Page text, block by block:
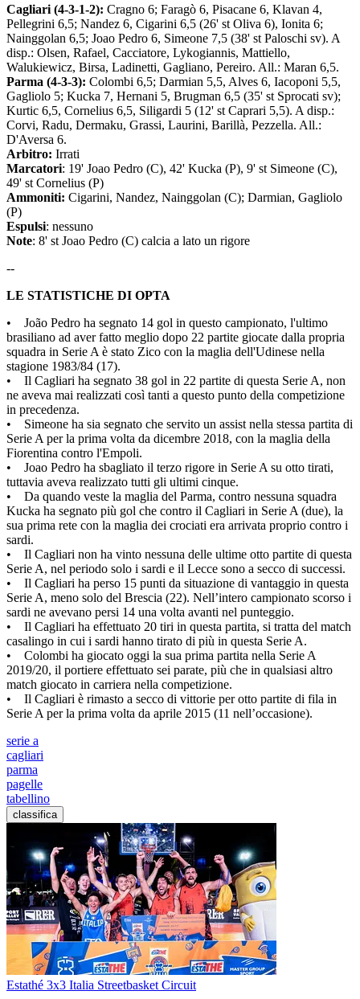
Cagliari (4-3-1-2): Cragno 6; Faragò 6, Pisacane 6, Klavan 4,
Pellegrini 6,5; Nandez 6, Cigarini 6,5 (26' st Oliva 6), Ionita 6;
Nainggolan 6,5; Joao Pedro 6, Simeone 7,5 (38' st Paloschi sv). A
disp.: Olsen, Rafael, Cacciatore, Lykogiannis, Mattiello,
Walukiewicz, Birsa, Ladinetti, Gagliano, Pereiro. All.: Maran 6,5.
Parma (4-3-3): Colombi 6,5; Darmian 5,5, Alves 6, Iacoponi 5,5,
Gagliolo 5; Kucka 7, Hernani 5, Brugman 6,5 (35' st Sprocati sv);
Kurtic 6,5, Cornelius 6,5, Siligardi 5 (12' st Caprari 5,5). A disp.:
Corvi, Radu, Dermaku, Grassi, Laurini, Barillà, Pezzella. All.:
D'Aversa 6.
Arbitro: Irrati
Marcatori: 19' Joao Pedro (C), 42' Kucka (P), 9' st Simeone (C),
49' st Cornelius (P)
Ammoniti: Cigarini, Nandez, Nainggolan (C); Darmian, Gagliolo
(P)
Espulsi: nessuno
Note: 8' st Joao Pedro (C) calcia a lato un rigore
--
LE STATISTICHE DI OPTA
• João Pedro ha segnato 14 gol in questo campionato, l'ultimo
brasiliano ad aver fatto meglio dopo 22 partite giocate dalla propria
squadra in Serie A è stato Zico con la maglia dell'Udinese nella
stagione 1983/84 (17).
• Il Cagliari ha segnato 38 gol in 22 partite di questa Serie A, non
ne aveva mai realizzati così tanti a questo punto della competizione
in precedenza.
• Simeone ha sia segnato che servito un assist nella stessa partita di
Serie A per la prima volta da dicembre 2018, con la maglia della
Fiorentina contro l'Empoli.
• Joao Pedro ha sbagliato il terzo rigore in Serie A su otto tirati,
tuttavia aveva realizzato tutti gli ultimi cinque.
• Da quando veste la maglia del Parma, contro nessuna squadra
Kucka ha segnato più gol che contro il Cagliari in Serie A (due), la
sua prima rete con la maglia dei crociati era arrivata proprio contro i
sardi.
• Il Cagliari non ha vinto nessuna delle ultime otto partite di questa
Serie A, nel periodo solo i sardi e il Lecce sono a secco di successi.
• Il Cagliari ha perso 15 punti da situazione di vantaggio in questa
Serie A, meno solo del Brescia (22). Nell’intero campionato scorso i
sardi ne avevano persi 14 una volta avanti nel punteggio.
• Il Cagliari ha effettuato 20 tiri in questa partita, si tratta del match
casalingo in cui i sardi hanno tirato di più in questa Serie A.
• Colombi ha giocato oggi la sua prima partita nella Serie A
2019/20, il portiere effettuato sei parate, più che in qualsiasi altro
match giocato in carriera nella competizione.
• Il Cagliari è rimasto a secco di vittorie per otto partite di fila in
Serie A per la prima volta da aprile 2015 (11 nell’occasione).
serie a
cagliari
parma
pagelle
tabellino
classifica
Estathé 3x3 Italia Streetbasket Circuit